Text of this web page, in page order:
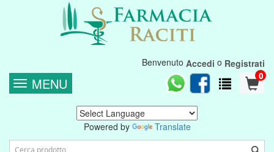
Benvenuto Accedi o Registrati
0
MENU
Powered by Translate